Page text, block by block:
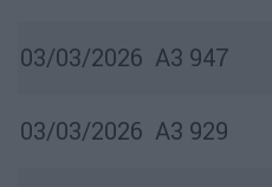
03/03/2026 Α3 947
03/03/2026 Α3 929